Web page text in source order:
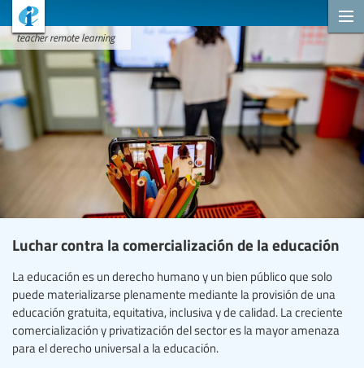
teacher remote learning
Luchar contra la comercialización de la educación
La educación es un derecho humano y un bien público que solo
puede materializarse plenamente mediante la provisión de una
educación gratuita, equitativa, inclusiva y de calidad. La creciente
comercialización y privatización del sector es la mayor amenaza
para el derecho universal a la educación.